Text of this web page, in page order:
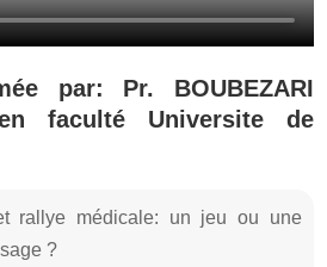
par: Pr. BOUBEZARI
faculté Universite de
rallye médicale: un jeu ou une
?